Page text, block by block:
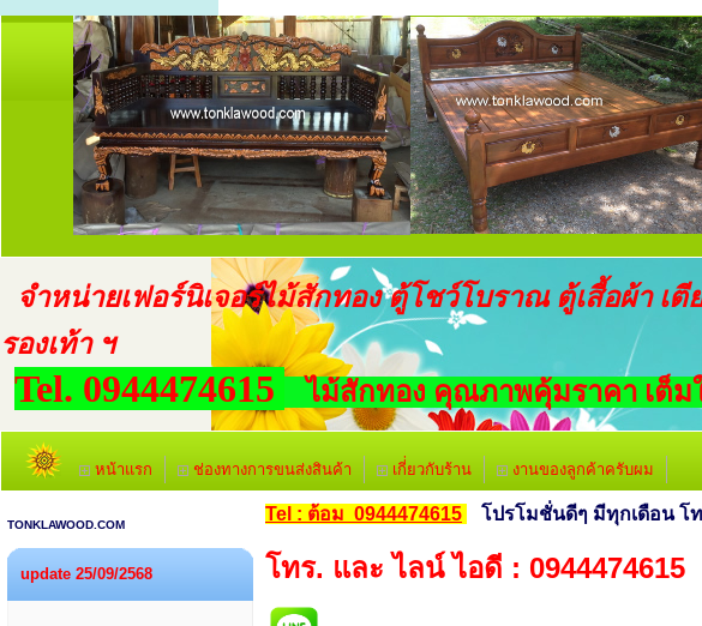
จำหน่ายเฟอร์นิเจอร์ไม้สักทอง ตู้โชว์โบราณ ตู้เสี้อผ้า
รองเท้า ฯ
Tel. 0944474615 ไม้สักทอง คุณภาพคุ้มราคา เต็ม
หน้าแรก ช่องทางการขนส่งสินค้า เกี่่ยวกับร้าน งานของลูกค้าครับผม
TONKLAWOOD.COM
update 25/09/2568
Tel : ต้อม 0944474615 โปรโมชั่นดีๆ มีทุกเดือน โ
โทร. และ ไลน์ ไอดี : 0944474615